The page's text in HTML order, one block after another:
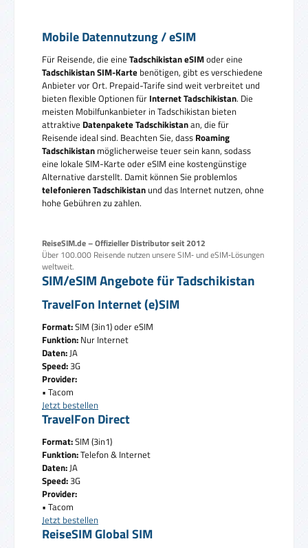
Mobile Datennutzung / eSIM
Für Reisende, die eine Tadschikistan eSIModer eine
Tadschikistan SIM-Karte benötigen, gibt es verschiedene
Anbieter vor Ort. Prepaid-Tarife sind weit verbreitet und
bieten flexible Optionen für Internet Tadschikistan. Die
meisten Mobilfunkanbieter in Tadschikistan bieten
attraktive Datenpakete Tadschikistanan, die für
Reisende ideal sind. Beachten Sie, dass Roaming
Tadschikistan möglicherweise teuer sein kann, sodass
eine lokale SIM-Karte oder eSIM eine kostengünstige
Alternative darstellt. Damit können Sie problemlos
telefonieren Tadschikistanund das Internet nutzen, ohne
hohe Gebühren zu zahlen.
ReiseSIM.de – Offizieller Distributor seit 2012
Über 100.000 Reisende nutzen unsere SIM‑ und eSIM‑Lösungen
weltweit.
SIM/eSIM Angebote für Tadschikistan
TravelFon Internet (e)SIM
Format:SIM (3in1) oder eSIM
Funktion: Nur Internet
Daten: JA
Speed:3G
Provider:
• Tacom
Jetzt bestellen
TravelFon Direct
Format:SIM (3in1)
Funktion:Telefon & Internet
Daten: JA
Speed:3G
Provider:
• Tacom
Jetzt bestellen
ReiseSIM Global SIM